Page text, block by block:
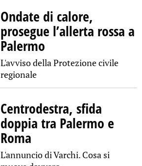
Ondate di calore,
prosegue l’allerta rossa a
Palermo
L'avviso della Protezione civile
regionale
Centrodestra, sfida
doppia tra Palermo e
Roma
L'annuncio di Varchi. Cosa si